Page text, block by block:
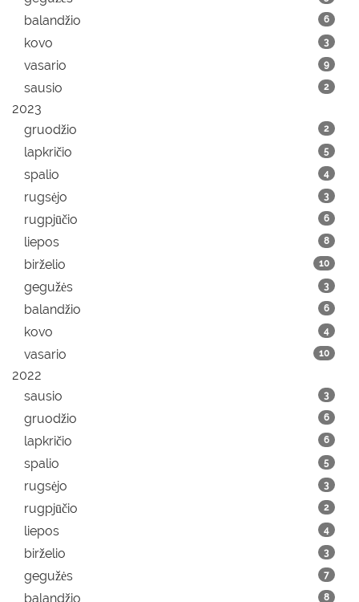
balandžio 6
kovo 3
vasario 9
sausio 2
2023
gruodžio
2
lapkričio 5
spalio 4
rugsėjo 3
rugpjūčio 6
liepos 8
birželio 10
gegužės 3
balandžio 6
kovo 4
vasario 10
2022
sausio
3
gruodžio 6
lapkričio 6
spalio 5
rugsėjo 3
rugpjūčio 2
liepos 4
birželio 3
gegužės 7
balandžio 8